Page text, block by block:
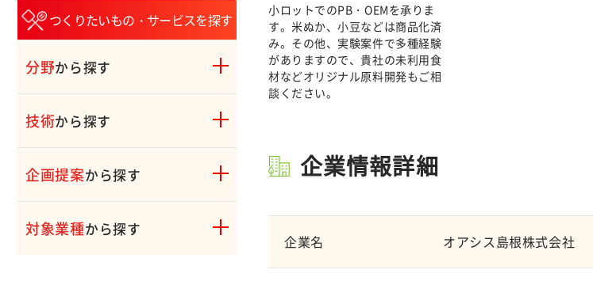
つくりたいもの・サービスを探す
分野から探す
技術から探す
企画提案から探す
対象業種から探す
小ロットでのPB・OEMを承りま
す。米ぬか、小豆などは商品化済
み。その他、実験案件で多種経験
がありますので、貴社の未利用食
材などオリジナル原料開発もご相
談ください。
企業情報詳細
企業名 オアシス島根株式会社